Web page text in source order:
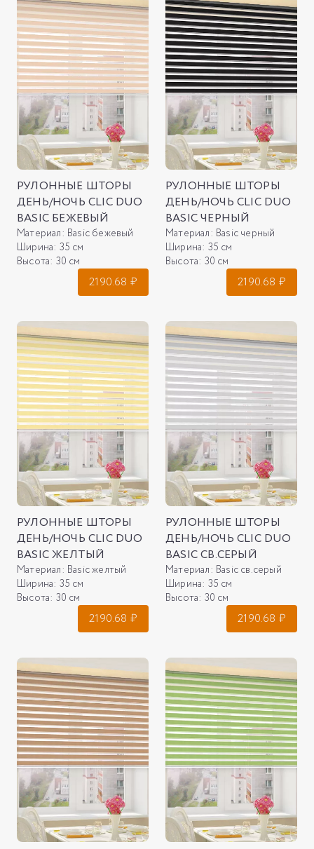
РУЛОННЫЕ ШТОРЫ
ДЕНЬ/НОЧЬ CLIC DUO
BASIC БЕЖЕВЫЙ
Материал: Basic бежевый
Ширина: 35 см
Высота: 30 см
2190.68 ₽
РУЛОННЫЕ ШТОРЫ
ДЕНЬ/НОЧЬ CLIC DUO
BASIC ЧЕРНЫЙ
Материал: Basic черный
Ширина: 35 см
Высота: 30 см
2190.68 ₽
РУЛОННЫЕ ШТОРЫ
ДЕНЬ/НОЧЬ CLIC DUO
BASIC ЖЕЛТЫЙ
Материал: Basic желтый
Ширина: 35 см
Высота: 30 см
2190.68 ₽
РУЛОННЫЕ ШТОРЫ
ДЕНЬ/НОЧЬ CLIC DUO
BASIC СВ.СЕРЫЙ
Материал: Basic св.серый
Ширина: 35 см
Высота: 30 см
2190.68 ₽